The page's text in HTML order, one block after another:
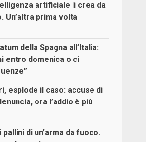
artificiale li crea da
Un’altra prima volta
della Spagna all’Italia:
entro domenica o ci
esplode il caso: accuse di
ora l’addio è più
di un’arma da fuoco.